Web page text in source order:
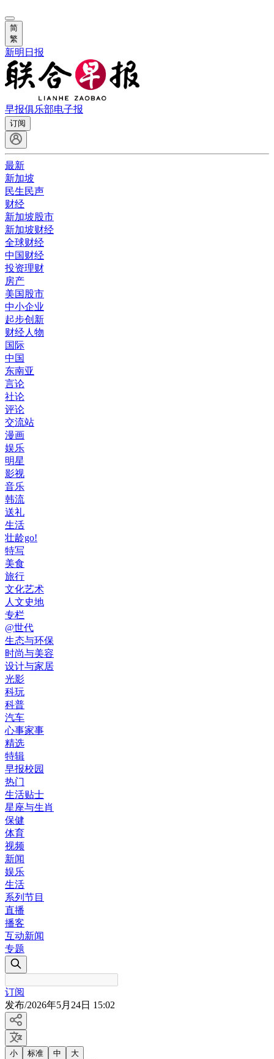
简
繁
新明日报
早报俱乐部电子报
订阅
最新
新加坡
民生民声
财经
新加坡股市
新加坡财经
全球财经
中国财经
投资理财
房产
美国股市
中小企业
起步创新
财经人物
国际
中国
东南亚
言论
社论
评论
交流站
漫画
娱乐
明星
影视
音乐
韩流
送礼
生活
壮龄go!
特写
美食
旅行
文化艺术
人文史地
专栏
@世代
生态与环保
时尚与美容
设计与家居
光影
科玩
科普
汽车
心事家事
精选
特辑
早报校园
热门
生活贴士
星座与生肖
保健
体育
视频
新闻
娱乐
生活
系列节目
直播
播客
互动新闻
专题
订阅
发布/2026年5月24日 15:02
小 标准 中 大